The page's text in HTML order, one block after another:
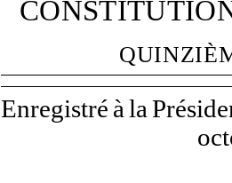
Enregistré à la